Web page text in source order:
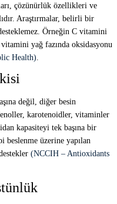
çözünürlük özellikleri ve
Araştırmalar, belirli bir
Örneğin C vitamini
yağ fazında oksidasyonu
Health)
değil, diğer besin
karotenoidler, vitaminler
kapasiteyi tek başına bir
üzerine yapılan
(NCCIH – Antioxidants